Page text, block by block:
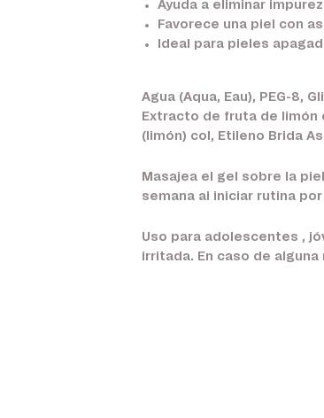
Ayuda a eliminar
Favorece una piel con
Ideal para pieles
Agua (Aqua, Eau), PEG-
Extracto de fruta de
(limón) col, Etileno Brida
Masajea el gel sobre la
semana al iniciar rutina por
Uso para adolescentes ,
irritada. En caso de